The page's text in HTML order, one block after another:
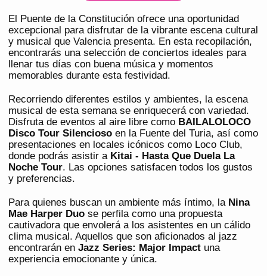
El Puente de la Constitución ofrece una oportunidad
excepcional para disfrutar de la vibrante escena cultural
y musical que Valencia presenta. En esta recopilación,
encontrarás una selección de conciertos ideales para
llenar tus días con buena música y momentos
memorables durante esta festividad.
Recorriendo diferentes estilos y ambientes, la escena
musical de esta semana se enriquecerá con variedad.
Disfruta de eventos al aire libre como BAILALOLOCO
Disco Tour Silencioso en la Fuente del Turia, así como
presentaciones en locales icónicos como Loco Club,
donde podrás asistir a Kitai - Hasta Que Duela La
Noche Tour. Las opciones satisfacen todos los gustos
y preferencias.
Para quienes buscan un ambiente más íntimo, la Nina
Mae Harper Duo se perfila como una propuesta
cautivadora que envolerá a los asistentes en un cálido
clima musical. Aquellos que son aficionados al jazz
encontrarán en Jazz Series: Major Impact una
experiencia emocionante y única.